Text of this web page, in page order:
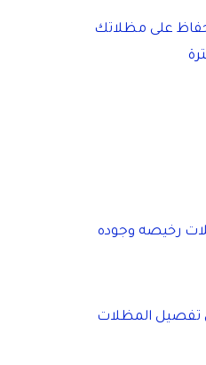
للحفاظ على مظلاتك
مظلات رخيصه وجوده
تفصيل المظلات